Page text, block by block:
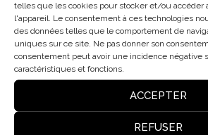
telles que les cookies pour stocker et/ou accéder
l'appareil. Le consentement à ces technologies
des données telles que le comportement de
uniques sur ce site. Ne pas donner son
consentement peut avoir une incidence négative
caractéristiques et fonctions.
ACCEPTER
REFUSER
Pl. Cardona, 7, Bjs 2ª, 08006
insolit@insolitbcn.com
+34 932 50 76 40